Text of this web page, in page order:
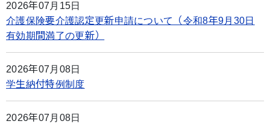
2026年07月15日
介護保険要介護認定更新申請について（令和8年9月30日
有効期間満了の更新）
2026年07月08日
学生納付特例制度
2026年07月08日